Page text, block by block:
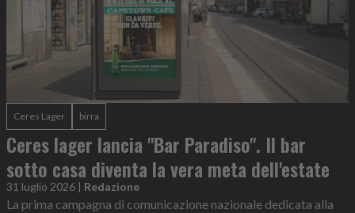
Ceres Lager birra
Ceres lager lancia "Bar Paradiso". Il bar
sotto casa diventa la vera meta dell'estate
31 luglio 2026 | Redazione
La prima campagna di comunicazione nazionale dedicata alla